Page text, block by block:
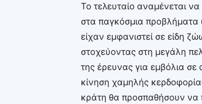
Το τελευταίο αναμένεται
στα παγκόσμια προβλήματα
είχαν εμφανιστεί σε είδη
στοχεύοντας στη μεγάλη
της έρευνας για εμβόλια
κίνηση χαμηλής
κράτη θα προσπαθήσουν να